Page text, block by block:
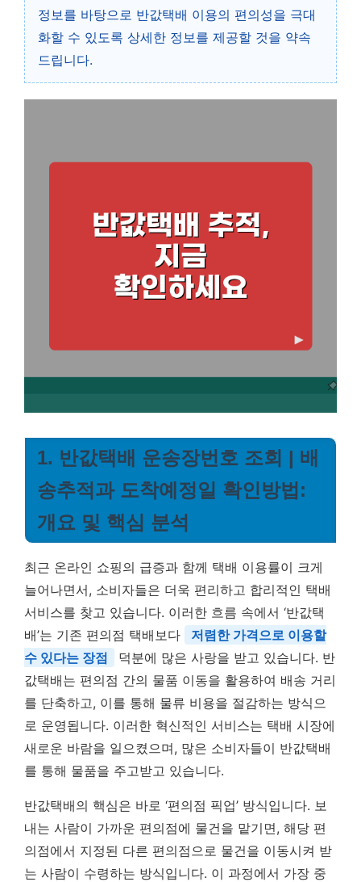
정보를 바탕으로 반값택배 이용의 편의성을 극대
화할 수 있도록 상세한 정보를 제공할 것을 약속
드립니다.
1. 반값택배 운송장번호 조회 | 배
송추적과 도착예정일 확인방법:
개요 및 핵심 분석
최근 온라인 쇼핑의 급증과 함께 택배 이용률이 크게
늘어나면서, 소비자들은 더욱 편리하고 합리적인 택배
서비스를 찾고 있습니다. 이러한 흐름 속에서 ‘반값택
배’는 기존 편의점 택배보다
저렴한 가격으로 이용할
수 있다는 장점
덕분에 많은 사랑을 받고 있습니다. 반
값택배는 편의점 간의 물품 이동을 활용하여 배송 거리
를 단축하고, 이를 통해 물류 비용을 절감하는 방식으
로 운영됩니다. 이러한 혁신적인 서비스는 택배 시장에
새로운 바람을 일으켰으며, 많은 소비자들이 반값택배
를 통해 물품을 주고받고 있습니다.
반값택배의 핵심은 바로 ‘편의점 픽업’ 방식입니다. 보
내는 사람이 가까운 편의점에 물건을 맡기면, 해당 편
의점에서 지정된 다른 편의점으로 물건을 이동시켜 받
는 사람이 수령하는 방식입니다. 이 과정에서 가장 중